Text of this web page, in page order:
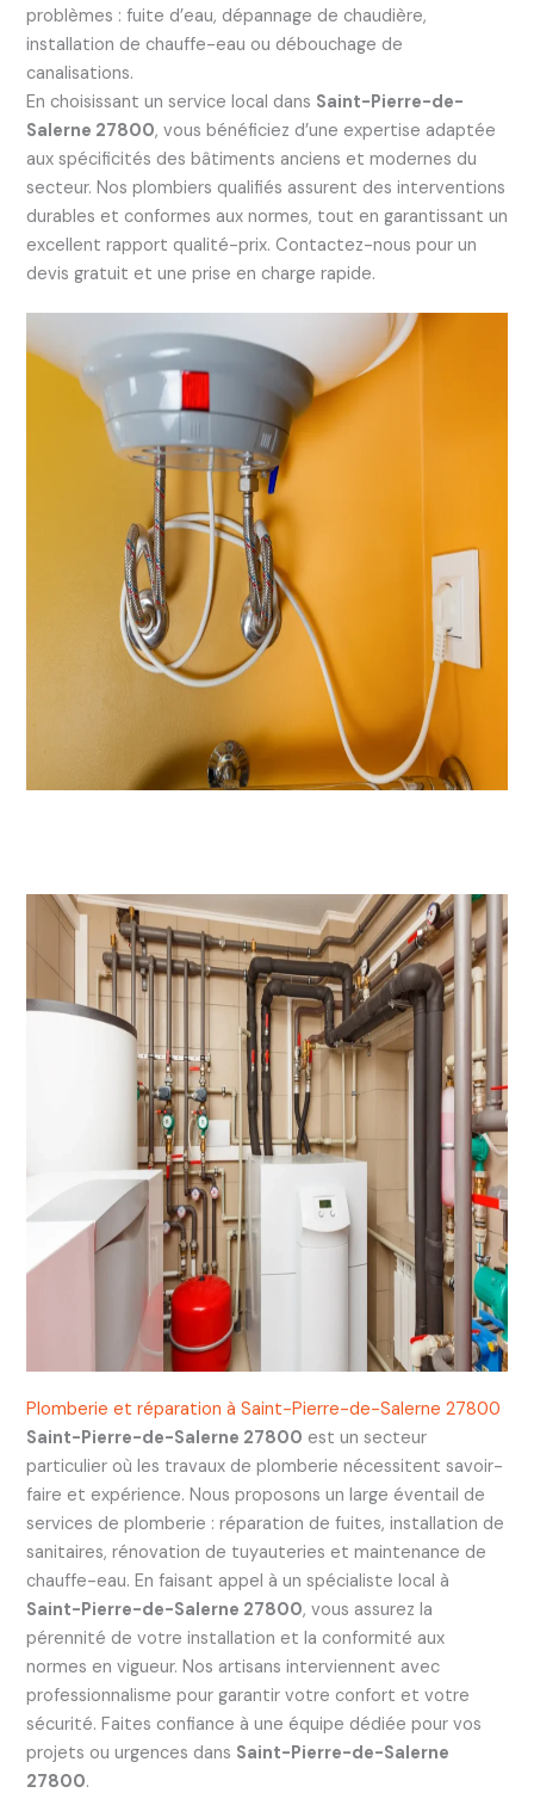
problèmes : fuite d’eau, dépannage de chaudière,
installation de chauffe-eau ou débouchage de
canalisations.
En choisissant un service local dans Saint-Pierre-de-
Salerne 27800, vous bénéficiez d’une expertise adaptée
aux spécificités des bâtiments anciens et modernes du
secteur. Nos plombiers qualifiés assurent des interventions
durables et conformes aux normes, tout en garantissant un
excellent rapport qualité-prix. Contactez-nous pour un
devis gratuit et une prise en charge rapide.
Plomberie et réparation à Saint-Pierre-de-Salerne 27800
Saint-Pierre-de-Salerne 27800 est un secteur
particulier où les travaux de plomberie nécessitent savoir-
faire et expérience. Nous proposons un large éventail de
services de plomberie : réparation de fuites, installation de
sanitaires, rénovation de tuyauteries et maintenance de
chauffe-eau. En faisant appel à un spécialiste local à
Saint-Pierre-de-Salerne 27800, vous assurez la
pérennité de votre installation et la conformité aux
normes en vigueur. Nos artisans interviennent avec
professionnalisme pour garantir votre confort et votre
sécurité. Faites confiance à une équipe dédiée pour vos
projets ou urgences dans Saint-Pierre-de-Salerne
27800.